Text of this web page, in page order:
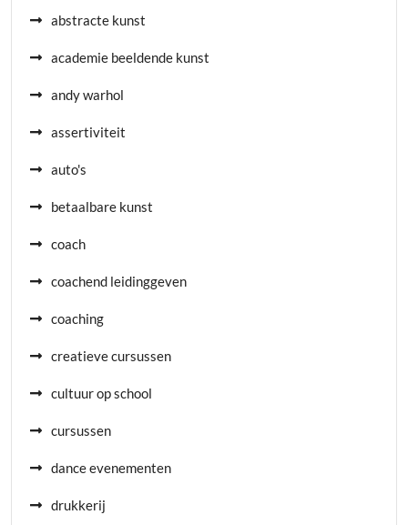
abstracte kunst
academie beeldende kunst
andy warhol
assertiviteit
auto's
betaalbare kunst
coach
coachend leidinggeven
coaching
creatieve cursussen
cultuur op school
cursussen
dance evenementen
drukkerij